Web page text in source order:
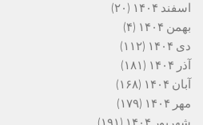
اسفند ۱۴۰۴
(۲۰)
بهمن ۱۴۰۴
(۴)
دی ۱۴۰۴
(۱۱۲)
آذر ۱۴۰۴
(۱۸۱)
آبان ۱۴۰۴
(۱۶۸)
مهر ۱۴۰۴
(۱۷۹)